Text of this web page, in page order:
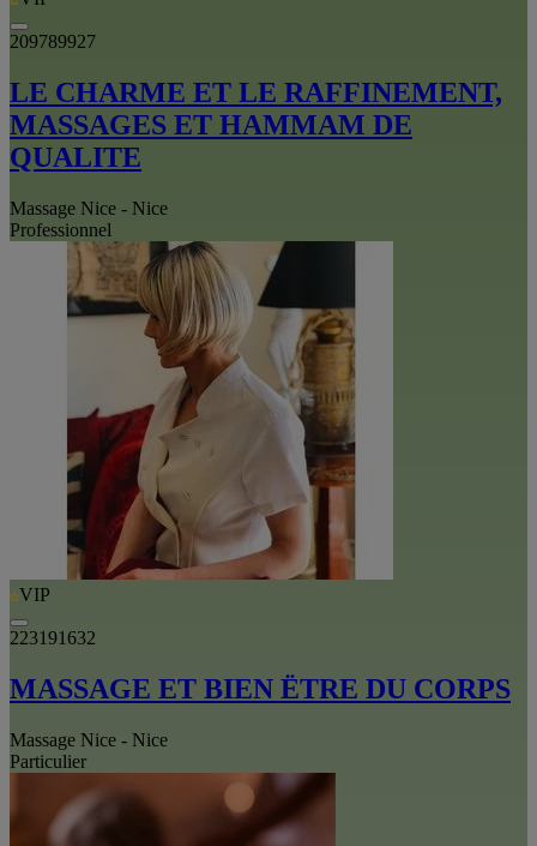
209789927
LE CHARME ET LE RAFFINEMENT,
MASSAGES ET HAMMAM DE
QUALITE
Massage Nice - Nice
Professionnel
VIP
223191632
MASSAGE ET BIEN ËTRE DU CORPS
Massage Nice - Nice
Particulier